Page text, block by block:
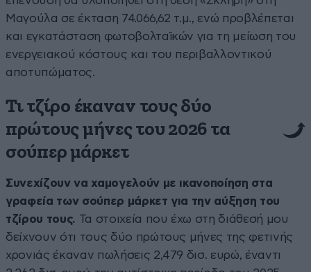
Μαγούλα σε έκταση 74.066,62 τ.μ., ενώ προβλέπεται
και εγκατάσταση φωτοβολταϊκών για τη μείωση του
ενεργειακού κόστους και του περιβαλλοντικού
αποτυπώματος.
Τι τζίρο έκαναν τους δύο
πρώτους μήνες του 2026 τα
σούπερ μάρκετ
Συνεχίζουν να χαμογελούν με ικανοποίηση στα
γραφεία των σούπερ μάρκετ για την αύξηση του
τζίρου τους. Τα στοιχεία που έχω στη διάθεσή μου
δείχνουν ότι τους δύο πρώτους μήνες της φετινής
χρονιάς έκαναν πωλήσεις 2,479 δισ. ευρώ, έναντι